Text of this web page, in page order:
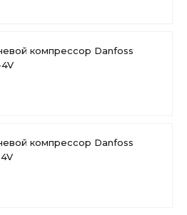
компрессор Danfoss
компрессор Danfoss